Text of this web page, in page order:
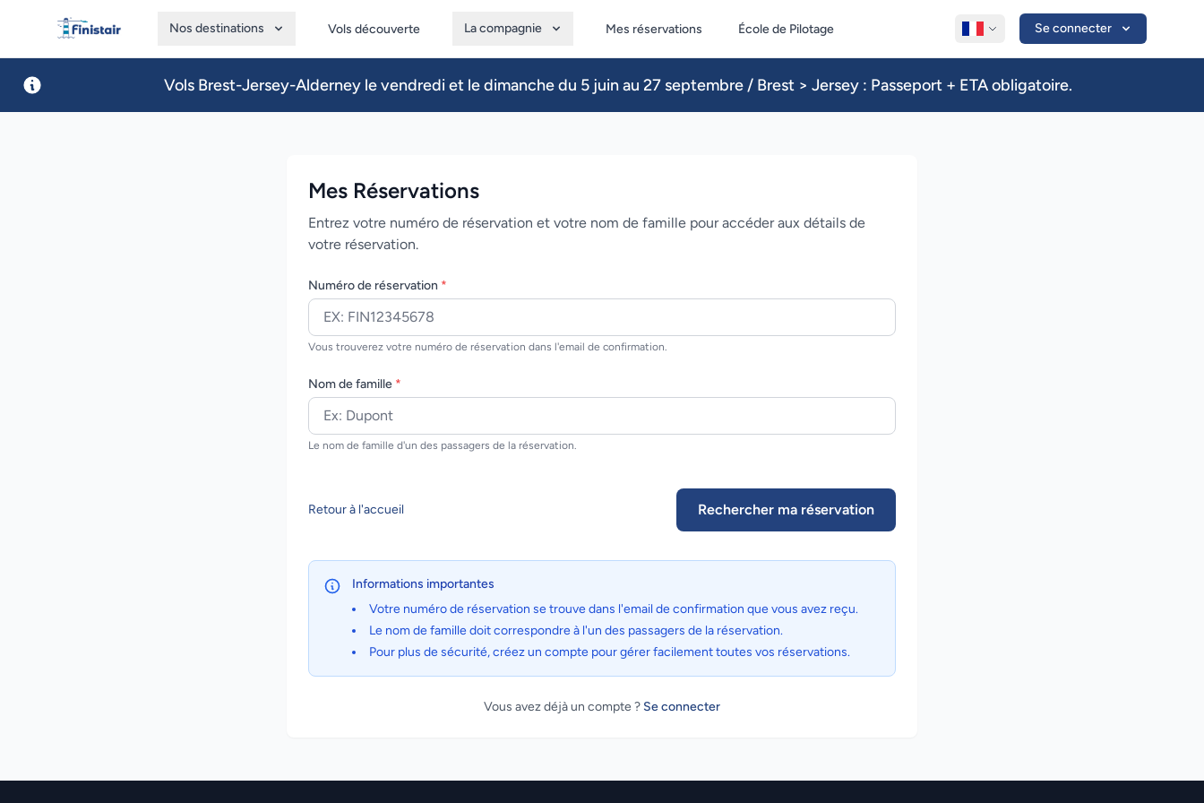
Finistair
Nos destinations Vols découverte La compagnie Mes réservations École de Pilotage Se connecter
Vols Brest-Jersey-Alderney le vendredi et le dimanche du 5 juin au 27 septembre / Brest > Jersey : Passeport + ETA obligatoire.
Mes Réservations
Entrez votre numéro de réservation et votre nom de famille pour accéder aux détails de
votre réservation.
Numéro de réservation *
Vous trouverez votre numéro de réservation dans l'email de confirmation.
Nom de famille *
Le nom de famille d'un des passagers de la réservation.
Retour à l'accueil Rechercher ma réservation
Informations importantes
Votre numéro de réservation se trouve dans l'email de confirmation que vous avez reçu.
Le nom de famille doit correspondre à l'un des passagers de la réservation.
Pour plus de sécurité, créez un compte pour gérer facilement toutes vos réservations.
Vous avez déjà un compte ? Se connecter